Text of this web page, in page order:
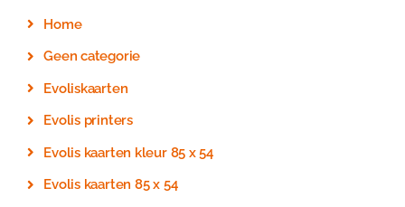
Home
Geen categorie
Evoliskaarten
Evolis printers
Evolis kaarten kleur 85 x 54
Evolis kaarten 85 x 54